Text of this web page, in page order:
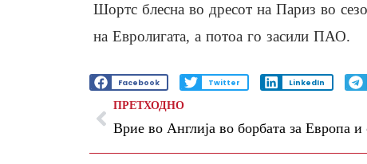
Шортс блесна во дресот на Париз во
на Евролигата, а потоа го засили ПАО.
Facebook Twitter LinkedIn
ПРЕТХОДНО